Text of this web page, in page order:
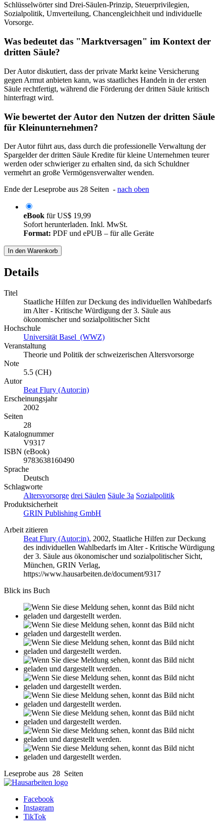
Schlüsselwörter sind Drei-Säulen-Prinzip, Steuerprivilegien,
Sozialpolitik, Umverteilung, Chancengleichheit und individuelle
Vorsorge.
Was bedeutet das "Marktversagen" im Kontext der
dritten Säule?
Der Autor diskutiert, dass der private Markt keine Versicherung
gegen Armut anbieten kann, was staatliches Handeln in der ersten
Säule rechtfertigt, während die Förderung der dritten Säule kritisch
hinterfragt wird.
Wie bewertet der Autor den Nutzen der dritten Säule
für Kleinunternehmen?
Der Autor führt aus, dass durch die professionelle Verwaltung der
Spargelder der dritten Säule Kredite für kleine Unternehmen teurer
werden oder schwieriger zu erhalten sind, da sich Schuldner
vermehrt an große Vermögensverwalter wenden.
Ende der Leseprobe aus 28 Seiten - nach oben
eBook fürUS$ 19,99
Sofort herunterladen. Inkl. MwSt.
Format: PDF und ePUB – für alle Geräte
In den Warenkorb
Details
Titel
Staatliche Hilfen zur Deckung des individuellen Wahlbedarfs
im Alter - Kritische Würdigung der 3. Säule aus
ökonomischer und sozialpolitischer Sicht
Hochschule
Universität Basel (WWZ)
Veranstaltung
Theorie und Politik der schweizerischen Altersvorsorge
Note
5.5 (CH)
Autor
Beat Flury (Autor:in)
Erscheinungsjahr
2002
Seiten
28
Katalognummer
V9317
ISBN (eBook)
9783638160490
Sprache
Deutsch
Schlagworte
Altersvorsorge drei Säulen Säule 3a Sozialpolitik
Produktsicherheit
GRIN Publishing GmbH
Arbeit zitieren
Beat Flury (Autor:in), 2002, Staatliche Hilfen zur Deckung
des individuellen Wahlbedarfs im Alter - Kritische Würdigung
der 3. Säule aus ökonomischer und sozialpolitischer Sicht,
München, GRIN Verlag,
https://www.hausarbeiten.de/document/9317
Blick ins Buch
Leseprobe aus 28 Seiten
Facebook
Instagram
TikTok
Shop
Tutorials
FAQ
Zahlung & Versand
Contact
Datenschutz
AGB